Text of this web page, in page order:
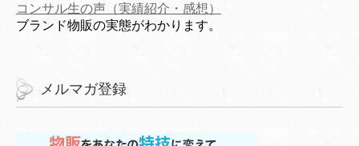
コンサル生の声（実績紹介・感想）
ブランド物販の実態がわかります。
メルマガ登録